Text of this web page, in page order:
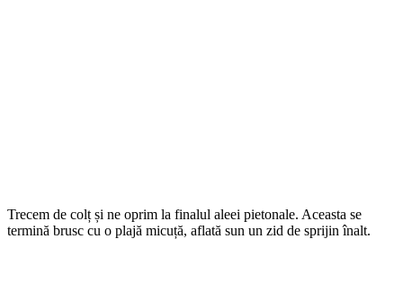
Trecem de colț și ne oprim la finalul aleei pietonale. Aceasta se
termină brusc cu o plajă micuță, aflată sun un zid de sprijin înalt.